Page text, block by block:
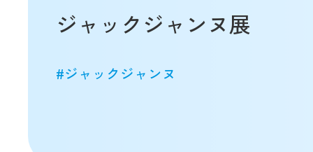
ジャックジャンヌ展
#ジャックジャンヌ